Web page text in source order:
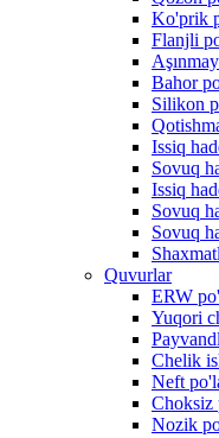
Ko'prik
Flanjli
Bahor
Silikon
Issiq
Sovuq
Issiq
Sovuq
Sovuq
Quvurlar
ERW
Yuqori
Chelik
Neft
Choksiz
Nozik